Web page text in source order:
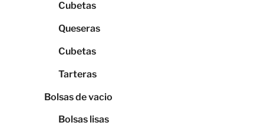
Cubetas
Queseras
Cubetas
Tarteras
Bolsas de vacio
Bolsas lisas